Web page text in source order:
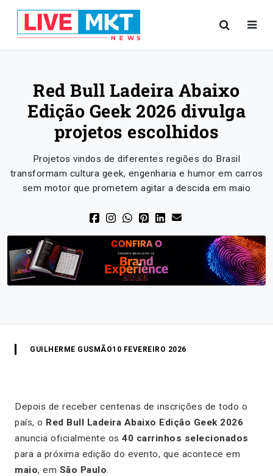
Red Bull Ladeira Abaixo
Edição Geek 2026 divulga
projetos escolhidos
Projetos vindos de diferentes regiões do Brasil
transformam cultura geek, engenharia e humor em carros
sem motor que prometem agitar a descida em maio
GUILHERME GUSMÃO10 FEVEREIRO 2026
Depois de receber centenas de inscrições de todo o
país, o Red Bull Ladeira Abaixo Edição Geek 2026
anuncia oficialmente os 40 carrinhos selecionados
para a próxima edição do evento, que acontece em
maio, em São Paulo.